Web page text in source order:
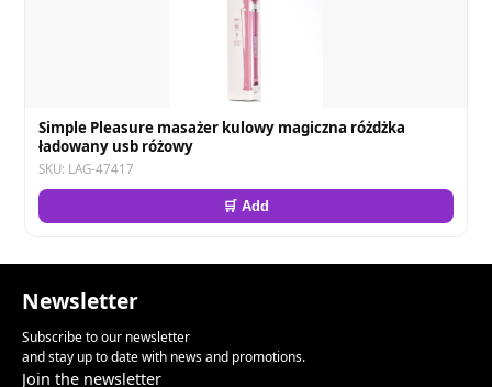
Simple Pleasure masażer kulowy magiczna różdżka
ładowany usb różowy
SKU: LAG-47417
🛒 Add
Newsletter
Subscribe to our newsletter
and stay up to date with news and promotions.
Join the newsletter